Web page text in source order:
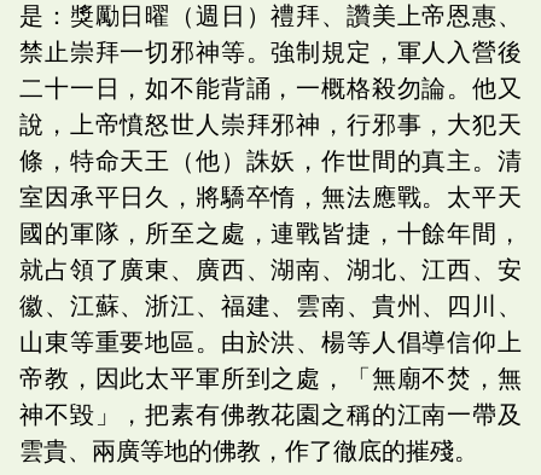
是：獎勵日曜（週日）禮拜、讚美上帝恩惠、
禁止崇拜一切邪神等。強制規定，軍人入營後
二十一日，如不能背誦，一概格殺勿論。他又
說，上帝憤怒世人崇拜邪神，行邪事，大犯天
條，特命天王（他）誅妖，作世間的真主。清
室因承平日久，將驕卒惰，無法應戰。太平天
國的軍隊，所至之處，連戰皆捷，十餘年間，
就占領了廣東、廣西、湖南、湖北、江西、安
徽、江蘇、浙江、福建、雲南、貴州、四川、
山東等重要地區。由於洪、楊等人倡導信仰上
帝教，因此太平軍所到之處，「無廟不焚，無
神不毀」，把素有佛教花園之稱的江南一帶及
雲貴、兩廣等地的佛教，作了徹底的摧殘。